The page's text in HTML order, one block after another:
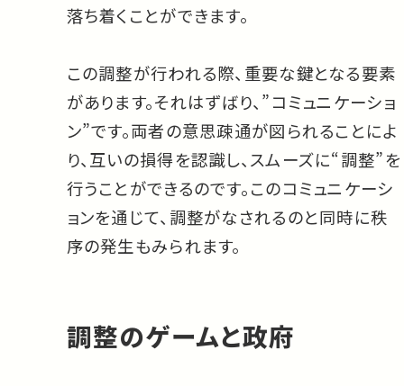
落ち着くことができます。
この調整が行われる際、重要な鍵となる要素
があります。それはずばり、”コミュニケーショ
ン”です。両者の意思疎通が図られることによ
り、互いの損得を認識し、スムーズに“調整”を
行うことができるのです。このコミュニケーシ
ョンを通じて、調整がなされるのと同時に秩
序の発生もみられます。
調整のゲームと政府